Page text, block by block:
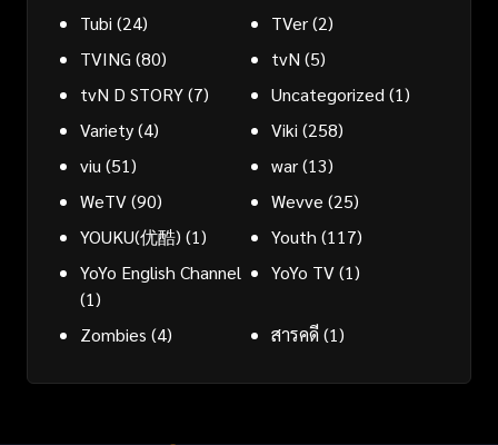
Tubi (24) TVer(2)
TVING (80) tvN (5)
tvN D STORY(7) Uncategorized (1)
Variety(4) Viki (258)
viu (51) war(13)
WeTV(90) Wevve (25)
YOUKU(优酷) (1) Youth (117)
YoYo English Channel
(1)
YoYo TV(1)
Zombies (4) สารคดี(1)